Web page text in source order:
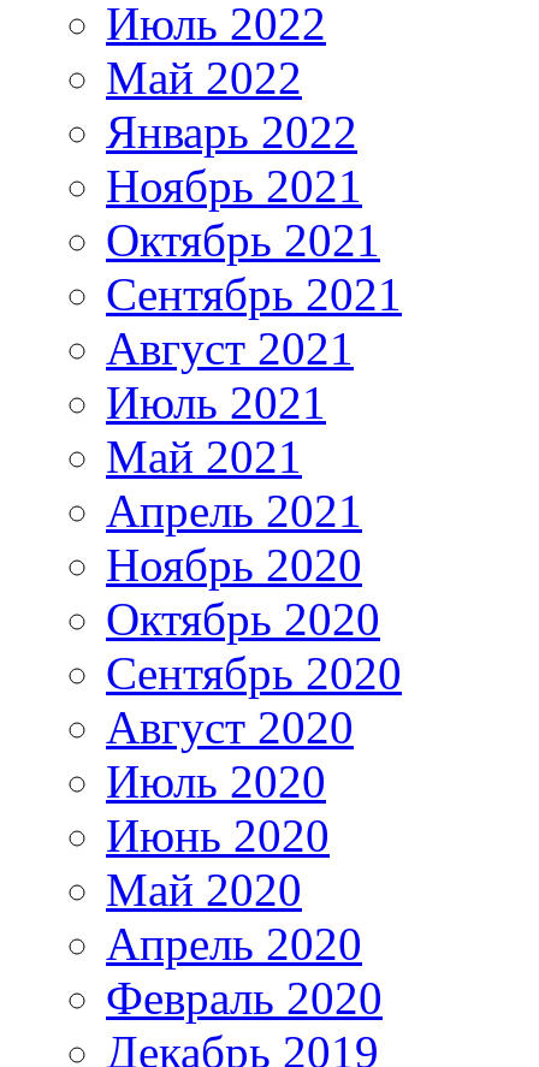
Июль 2022
Май 2022
Январь 2022
Ноябрь 2021
Октябрь 2021
Сентябрь 2021
Август 2021
Июль 2021
Май 2021
Апрель 2021
Ноябрь 2020
Октябрь 2020
Сентябрь 2020
Август 2020
Июль 2020
Июнь 2020
Май 2020
Апрель 2020
Февраль 2020
Декабрь 2019